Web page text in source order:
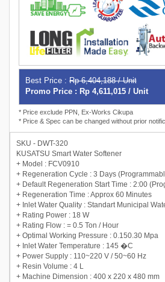
Best Price : Rp 6,404,188 / Unit
Promo Price : Rp 4,611,015 / Unit
* Price exclude PPN, Ex-Works Cikupa
* Price & Spec can be changed without prior
SKU - DWT-320
KUSATSU Smart Water Softener
+ Model : FCV0910
+ Regeneration Cycle : 3 Days
+ Default Regeneration Start Time : 2:00
+ Regeneration Time : Approx 60 Minutes
+ Inlet Water Quality : Standart Municipal
+ Rating Power : 18 W
+ Rating Flow : = 0.5 Ton / Hour
+ Optimal Working Pressure : 0.150.30 Mpa
+ Inlet Water Temperature : 145 �C
+ Power Supply : 110~220 V / 50~60 Hz
+ Resin Volume : 4 L
+ Machine Dimension : 400 x 220 x 480 mm